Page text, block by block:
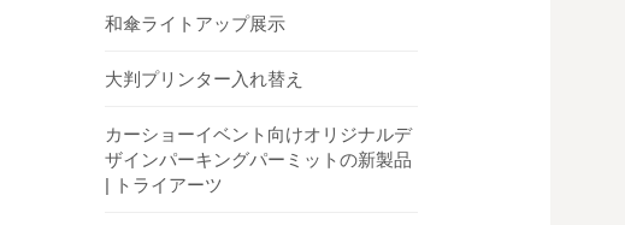
和傘ライトアップ展示
大判プリンター入れ替え
カーショーイベント向けオリジナルデ
ザインパーキングパーミットの新製品
| トライアーツ